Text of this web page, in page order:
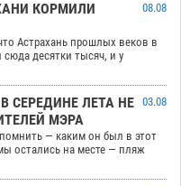
КОРМИЛИ
08.08
Астрахань прошлых веков в
десятки тысяч, и у
СЕРЕДИНЕ ЛЕТА НЕ
МЭРА
03.08
— каким он был в этот
остались на месте — пляж